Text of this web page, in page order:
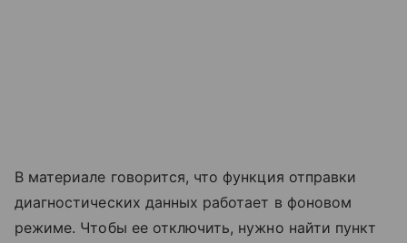
В материале говорится, что функция отправки
диагностических данных работает в фоновом
режиме. Чтобы ее отключить, нужно найти пункт